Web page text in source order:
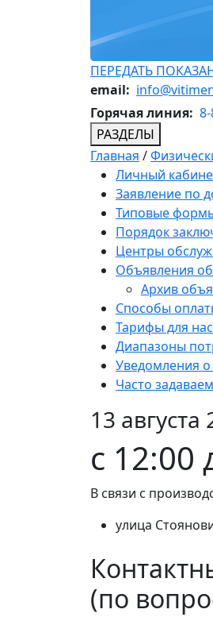
ПЕРЕДАТЬ
email:
Горячая линия:
РАЗДЕЛЫ
Главная /
Личный
Заявление по
Типовые
Порядок
Центры
Объявления
Архив
Способы
Тарифы для
Диапазоны
Уведомления
Часто
13 августа
с 12:00
В связи с
улица
(по